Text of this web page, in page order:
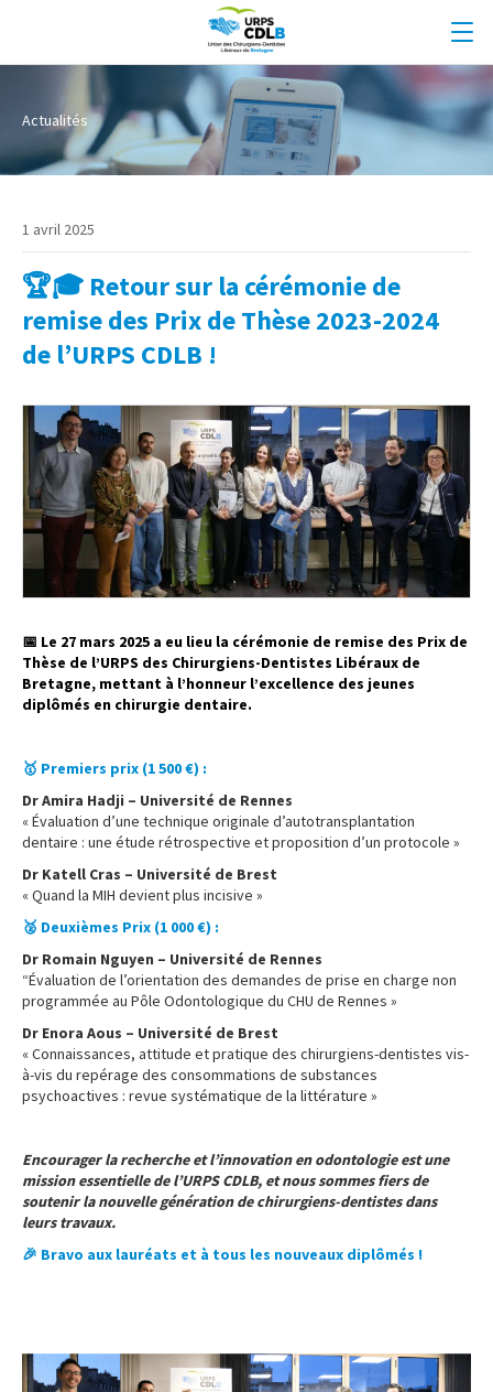
Actualités
1 avril 2025
🏆🎓 Retour sur la cérémonie de
remise des Prix de Thèse 2023-2024
de l’URPS CDLB !
📅 Le 27 mars 2025 a eu lieu la cérémonie de remise des Prix de
Thèse de l’URPS des Chirurgiens-Dentistes Libéraux de
Bretagne, mettant à l’honneur l’excellence des jeunes
diplômés en chirurgie dentaire.
🥇 Premiers prix (1 500 €) :
Dr Amira Hadji – Université de Rennes
« Évaluation d’une technique originale d’autotransplantation
dentaire : une étude rétrospective et proposition d’un protocole »
Dr Katell Cras – Université de Brest
« Quand la MIH devient plus incisive »
🥈 Deuxièmes Prix (1 000 €) :
Dr Romain Nguyen – Université de Rennes
“Évaluation de l’orientation des demandes de prise en charge non
programmée au Pôle Odontologique du CHU de Rennes »
Dr Enora Aous – Université de Brest
« Connaissances, attitude et pratique des chirurgiens-dentistes vis-
à-vis du repérage des consommations de substances
psychoactives : revue systématique de la littérature »
Encourager la recherche et l’innovation en odontologie est une
mission essentielle de l’URPS CDLB, et nous sommes fiers de
soutenir la nouvelle génération de chirurgiens-dentistes dans
leurs travaux.
🎉 Bravo aux lauréats et à tous les nouveaux diplômés !